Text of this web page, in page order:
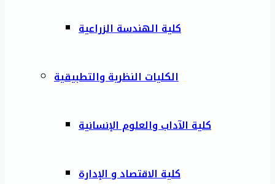
كلية الهندسة الزراعية
الكليات النظرية والتطبيقية
كلية الآداب والعلوم الإنسانية
كلية الاقتصاد و الإدارة